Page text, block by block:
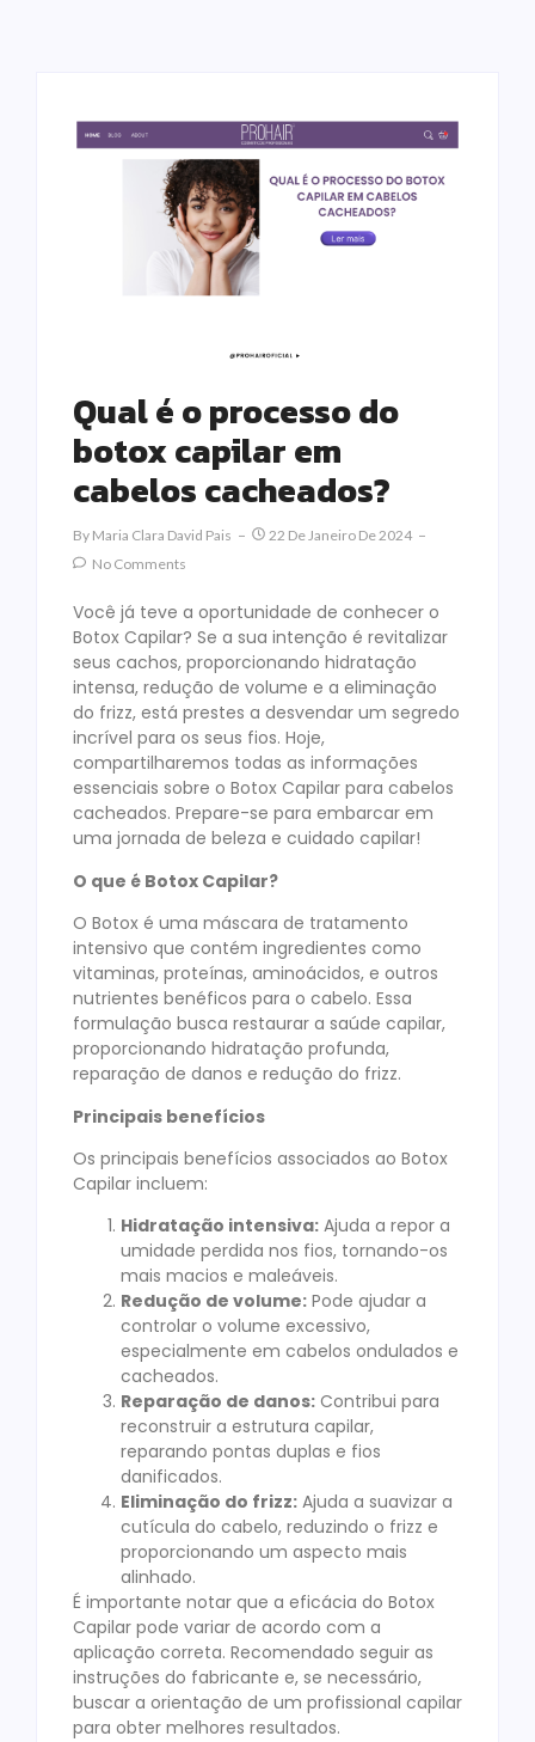
Qual é o processo do
botox capilar em
cabelos cacheados?
By Maria Clara David Pais
22 De Janeiro De 2024
No Comments
Você já teve a oportunidade de conhecer o
Botox Capilar? Se a sua intenção é revitalizar
seus cachos, proporcionando hidratação
intensa, redução de volume e a eliminação
do frizz, está prestes a desvendar um segredo
incrível para os seus fios. Hoje,
compartilharemos todas as informações
essenciais sobre o Botox Capilar para cabelos
cacheados. Prepare-se para embarcar em
uma jornada de beleza e cuidado capilar!
O que é Botox Capilar?
O Botox é uma máscara de tratamento
intensivo que contém ingredientes como
vitaminas, proteínas, aminoácidos, e outros
nutrientes benéficos para o cabelo. Essa
formulação busca restaurar a saúde capilar,
proporcionando hidratação profunda,
reparação de danos e redução do frizz.
Principais benefícios
Os principais benefícios associados ao Botox
Capilar incluem:
Hidratação intensiva: Ajuda a repor a
umidade perdida nos fios, tornando-os
mais macios e maleáveis.
Redução de volume: Pode ajudar a
controlar o volume excessivo,
especialmente em cabelos ondulados e
cacheados.
Reparação de danos: Contribui para
reconstruir a estrutura capilar,
reparando pontas duplas e fios
danificados.
Eliminação do frizz: Ajuda a suavizar a
cutícula do cabelo, reduzindo o frizz e
proporcionando um aspecto mais
alinhado.
É importante notar que a eficácia do Botox
Capilar pode variar de acordo com a
aplicação correta. Recomendado seguir as
instruções do fabricante e, se necessário,
buscar a orientação de um profissional capilar
para obter melhores resultados.